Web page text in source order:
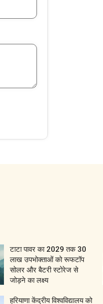
टाटा पावर का 2029 तक 30
लाख उपभोक्ताओं को रूफटॉप
सोलर और बैटरी स्टोरेज से
जोड़ने का लक्ष्य
हरियाणा केंद्रीय विश्वविद्यालय को